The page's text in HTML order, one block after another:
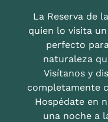
La Reserva de
quien lo visita
perfecto
naturaleza
Visítanos y
completamente
Hospédate en
una noche a